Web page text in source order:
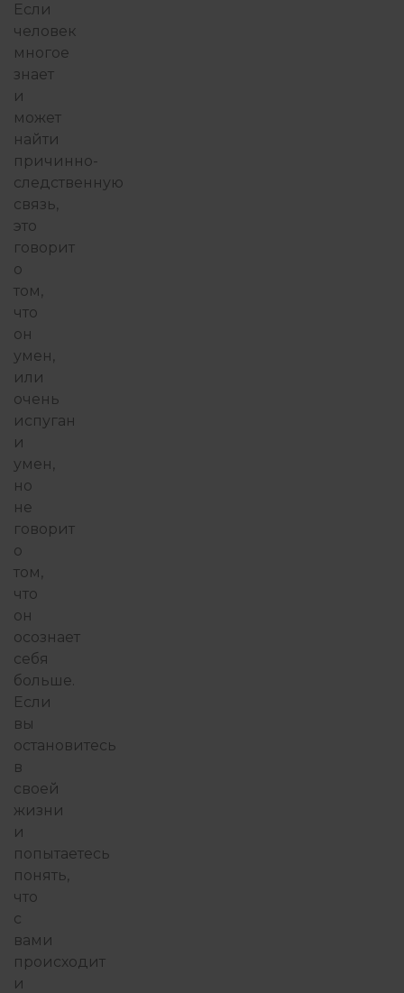
Если
человек
многое
знает
и
может
найти
причинно-
следственную
связь,
это
говорит
о
том,
что
он
умен,
или
очень
испуган
и
умен,
но
не
говорит
о
том,
что
он
осознает
себя
больше.
Если
вы
остановитесь
в
своей
жизни
и
попытаетесь
понять,
что
с
вами
происходит
и